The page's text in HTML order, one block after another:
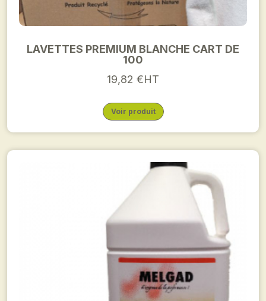
LAVETTES PREMIUM BLANCHE CART DE
100
19,82 €HT
Voir produit